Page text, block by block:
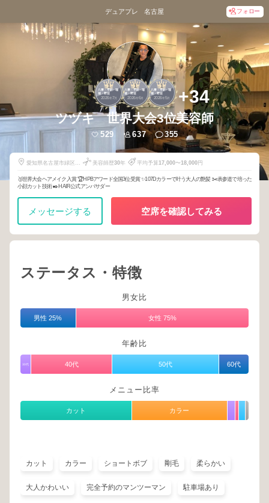
デュアプレ 名古屋 フォロー
1
八事・平針・瑞
穂・野並
2026年7月
1
八事・平針・瑞
穂・野並
2026年6月
1
八事・平針・瑞
穂・野並
2026年5月 +34
ツヅキ 世界大会3位美容師
529 637 355
愛知県名古屋市緑区亀
美容師歴30年 平均予算17,000〜18,000円
🥉世界大会ヘアメイク入賞 🏆HPBアワード全国3位受賞 ✨107Dカラーで叶う大人の艶髪 ✂️表参道で培った
小顔カット技術 ✒️HAIR公式アンバサダー
メッセージする 空席を確認してみる
ステータス・特徴
男女比
男性 25% 女性 75%
年齢比
30代 40代 50代 60代
メニュー比率
カット カラー
カット カラー ショートボブ 剛毛 柔らかい
大人かわいい 完全予約のマンツーマン 駐車場あり